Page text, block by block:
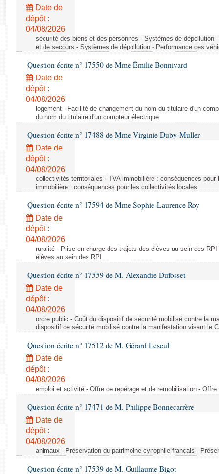
Rapports législatifs
Rapports sur l'application des lois
Baromètre de l’application des lois
Dossiers législatifs
Budget et sécurité sociale
Questions écrites et orales
Comptes rendus des débats
Date de
dépôt :
04/08/2026
sécurité des biens et des personnes - Systèmes de dépollution
et de secours - Systèmes de dépollution - Performance des
Question écrite n° 17550 de Mme Émilie Bonnivard
Date de
dépôt :
04/08/2026
logement - Facilité de changement du nom du titulaire d'un
du nom du titulaire d'un compteur électrique
Question écrite n° 17488 de Mme Virginie Duby-Muller
Date de
dépôt :
04/08/2026
collectivités territoriales - TVA immobilière : conséquences
immobilière : conséquences pour les collectivités locales
Question écrite n° 17594 de Mme Sophie-Laurence Roy
Date de
dépôt :
04/08/2026
ruralité - Prise en charge des trajets des élèves au sein des
élèves au sein des RPI
Question écrite n° 17559 de M. Alexandre Dufosset
Date de
dépôt :
04/08/2026
ordre public - Coût du dispositif de sécurité mobilisé contre la
dispositif de sécurité mobilisé contre la manifestation visant le
Question écrite n° 17512 de M. Gérard Leseul
Date de
dépôt :
04/08/2026
emploi et activité - Offre de repérage et de remobilisation -
Question écrite n° 17471 de M. Philippe Bonnecarrère
Date de
dépôt :
04/08/2026
animaux - Préservation du patrimoine cynophile français -
Question écrite n° 17539 de M. Guillaume Bigot